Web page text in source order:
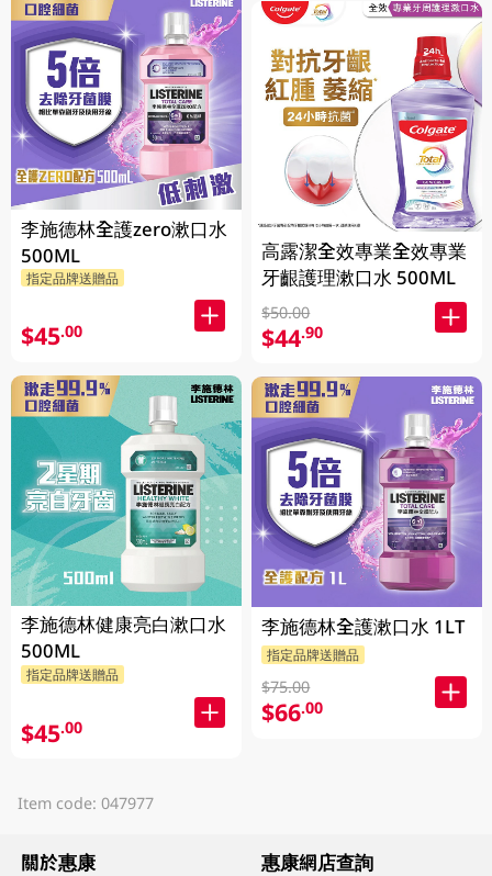
李施德林全護zero漱口水
500ML
指定品牌送贈品
$45.00
李施德林健康亮白漱口水
500ML
指定品牌送贈品
$45.00
高露潔全效專業全效專業
牙齦護理漱口水 500ML
$50.00
$44.90
李施德林全護漱口水 1LT
指定品牌送贈品
$75.00
$66.00
Item code: 047977
關於惠康 惠康網店查詢